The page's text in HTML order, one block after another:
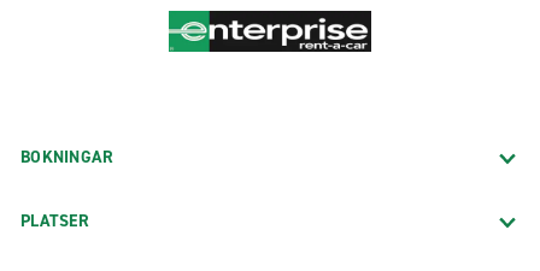
BOKNINGAR
PLATSER